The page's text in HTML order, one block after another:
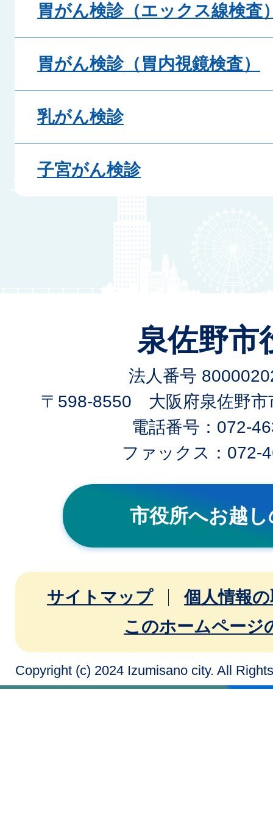
胃がん検診（エックス線検査
胃がん検診（胃内視鏡検査）
乳がん検診
子宮がん検診
泉佐野市
法人番号
〒598-8550 大阪府泉佐野市
電話番号：072-
ファックス：072-
市役所へお越
サイトマップ
個人情報
このホームページ
Copyright (c) 2024 Izumisano city. All